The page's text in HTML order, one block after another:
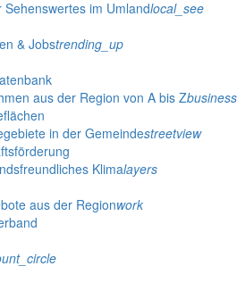
Sehenswertes im Umlandlocal_see
& Jobstrending_up
aus der Region von A bis Zbusiness
in der Gemeindestreetview
Klimalayers
aus der Regionwork